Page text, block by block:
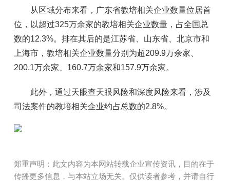
从区域分布来看，广东省教培相关企业数量位居首
位，以超过325万余家的教培相关企业数量，占全国总
数的12.3%。排在其后的是江苏省、山东省、北京市和
上海市，教培相关企业数量分别为超209.9万余家、
200.1万余家、160.7万余家和157.9万余家。
此外，通过天眼查天眼风险和深度风险来看，涉及
司法案件的教培相关企业约占总数的2.8%。
郑重声明：此文内容为本网站转载企业宣传资讯，目的在于
传播更多信息，与本站立场无关。仅供读者参考，并请自行